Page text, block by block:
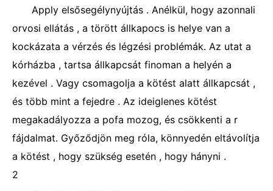
Apply elsősegélynyújtás . Anélkül, hogy azonnali
orvosi ellátás , a törött állkapocs is helye van a
kockázata a vérzés és légzési problémák. Az utat a
kórházba , tartsa állkapcsát finoman a helyén a
kezével . Vagy csomagolja a kötést alatt állkapcsát ,
és több mint a fejedre . Az ideiglenes kötést
megakadályozza a pofa mozog, és csökkenti a r
fájdalmat. Győződjön meg róla, könnyedén eltávolítja
a kötést , hogy szükség esetén , hogy hányni .
2